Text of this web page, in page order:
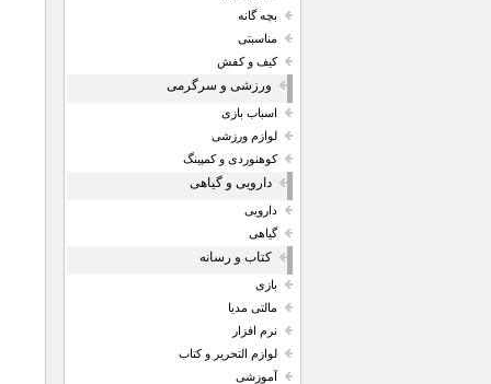
بچه گانه
مناسبتی
کیف و کفش
ورزشی و سرگرمی
اسباب بازی
لوازم ورزشی
کوهنوردی و کمپینگ
دارویی و گیاهی
دارویی
گیاهی
کتاب و رسانه
بازی
مالتی مدیا
نرم افزار
لوازم التحریر و کتاب
آموزشی